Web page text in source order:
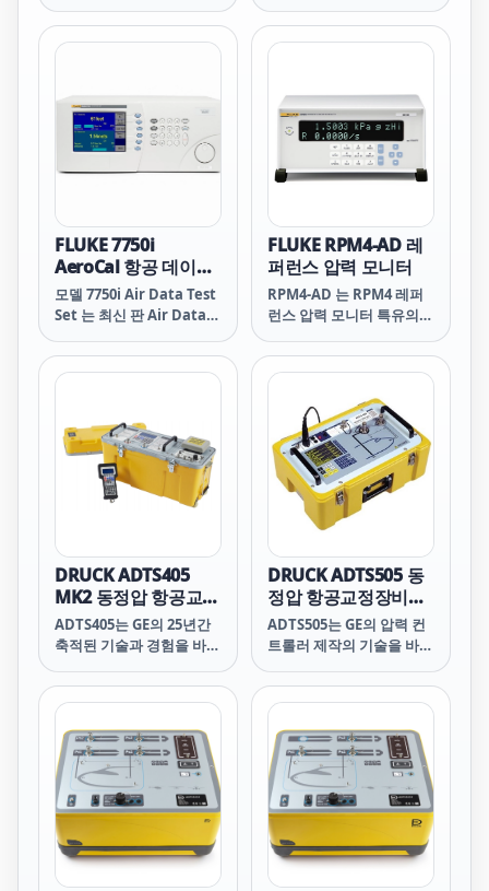
시, 대기 속도, 고도율 (수
직 공기 속도) 및 대기 속도
에서 사용됩니다. 교정 기
기 또는 항공 전자 공학 인
디케이터에서 높은 정확도
가 요구되는 어느 곳에서나
our low cost flight line
air data test set.
FLUKE 7750i
AeroCal 항공 데이터
테스트 세트
모델 7750i Air Data Test
Set 는 최신 판 Air Data
며 고유의 Quartz 센서를
포함하고 있어서 최신 압력
추종을 불허하는 정밀도와
장시간의 안정도를 보유하
고 있습니다. 모델 7750i
ADTS 는 모든 공기 데이터
변수의 제어 기능과 고성능
FLUKE RPM4-AD 레
퍼런스 압력 모니터
RPM4-AD 는 RPM4 레퍼
런스 압력 모니터 특유의
기속도 (km/h · Mach ·
mph · kts) · 전통적인 압
력 단위를 측정하고 표시합
DRUCK ADTS405
MK2 동정압 항공교정
장비 (2CH)
ADTS405는 GE의 25년간
축적된 기술과 경험을 바탕
인 고도계/속도계 교정 시
스템 시리즈 중 가장 대표
모델입니다.
DRUCK ADTS505 동
정압 항공교정장비
(2CH)
ADTS505는 GE의 압력 컨
트롤러 제작의 기술을 바탕
공기 등의 고도계/속도계
교정에 적합한 고 정밀 시
스템입니다.